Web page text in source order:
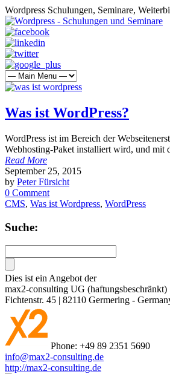
Wordpress Schulungen, Seminare,
Was ist WordPress?
WordPress ist im Bereich der
Webhosting-Paket installiert wird, und mit
Read More
September 25, 2015
by Peter Fürsicht
0 Comment
CMS, Was ist Wordpress, WordPress
Suche:
Dies ist ein Angebot der
max2-consulting UG (haftungsbeschränkt)
Fichtenstr. 45 | 82110 Germering -
Phone: +49 89 2351 5690
info@max2-consulting.de
http://max2-consulting.de